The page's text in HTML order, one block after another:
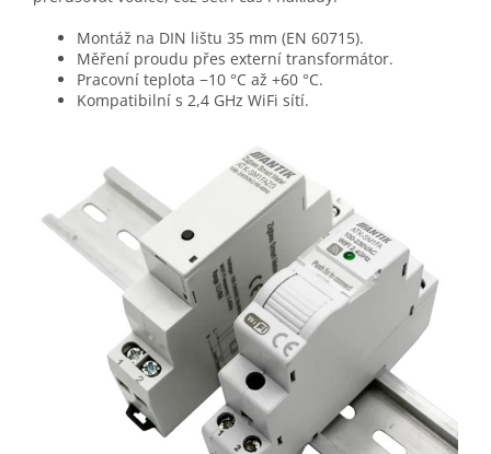
Montáž na DIN lištu 35 mm (EN 60715).
Měření proudu přes externí transformátor.
Pracovní teplota −10 °C až +60 °C.
Kompatibilní s 2,4 GHz WiFi sítí.